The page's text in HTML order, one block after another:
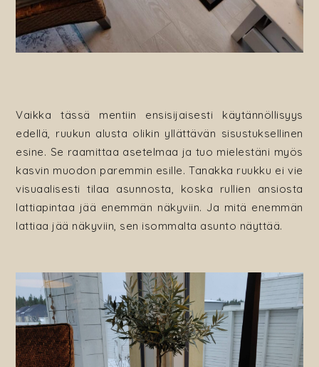
Vaikka tässä mentiin ensisijaisesti käytännöllisyys
edellä, ruukun alusta olikin yllättävän sisustuksellinen
esine. Se raamittaa asetelmaa ja tuo mielestäni myös
kasvin muodon paremmin esille. Tanakka ruukku ei vie
visuaalisesti tilaa asunnosta, koska rullien ansiosta
lattiapintaa jää enemmän näkyviin. Ja mitä enemmän
lattiaa jää näkyviin, sen isommalta asunto näyttää.